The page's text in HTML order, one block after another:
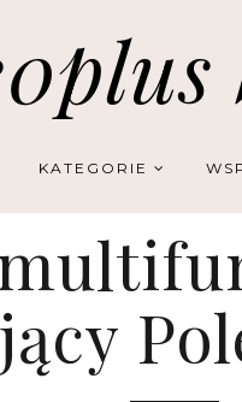
KATEGORIE